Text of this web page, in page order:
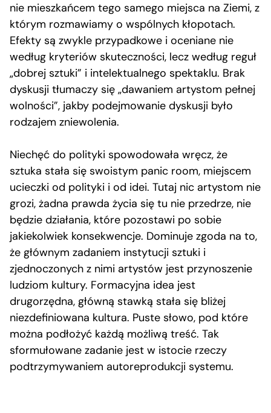
nie mieszkańcem tego samego miejsca na Ziemi, z
którym rozmawiamy o wspólnych kłopotach.
Efekty są zwykle przypadkowe i oceniane nie
według kryteriów skuteczności, lecz według reguł
„dobrej sztuki” i intelektualnego spektaklu. Brak
dyskusji tłumaczy się „dawaniem artystom pełnej
wolności”, jakby podejmowanie dyskusji było
rodzajem zniewolenia.
Niechęć do polityki spowodowała wręcz, że
sztuka stała się swoistym panic room, miejscem
ucieczki od polityki i od idei. Tutaj nic artystom nie
grozi, żadna prawda życia się tu nie przedrze, nie
będzie działania, które pozostawi po sobie
jakiekolwiek konsekwencje. Dominuje zgoda na to,
że głównym zadaniem instytucji sztuki i
zjednoczonych z nimi artystów jest przynoszenie
ludziom kultury. Formacyjna idea jest
drugorzędna, główną stawką stała się bliżej
niezdefiniowana kultura. Puste słowo, pod które
można podłożyć każdą możliwą treść. Tak
sformułowane zadanie jest w istocie rzeczy
podtrzymywaniem autoreprodukcji systemu.